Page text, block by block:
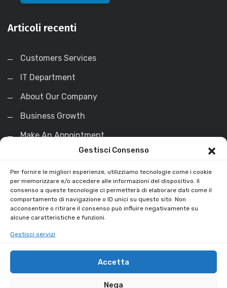
Gestisci Consenso
Per fornire le migliori esperienze, utilizziamo tecnologie come i cookie
per memorizzare e/o accedere alle informazioni del dispositivo. Il
consenso a queste tecnologie ci permetterà di elaborare dati come il
comportamento di navigazione o ID unici su questo sito. Non
acconsentire o ritirare il consenso può influire negativamente su
alcune caratteristiche e funzioni.
Gestisci servizi
Accetta
Nega
Articoli recenti
Customers Services
IT Department
About Our Company
Business Growth
Make An Appointment
La Soluzione
Esaminiamo il tuo debito
Valutiamo il tuo Immobile
Saldiamo il tuo debito e non solo
Acquistiamo l’immobile
La soluzione al Pignoramento Immobiliare in 30
Giorni